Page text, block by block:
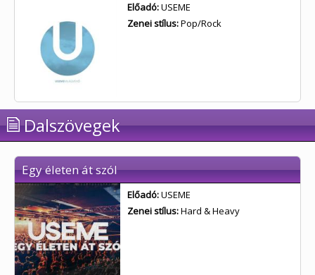
Előadó:USEME
Zenei stílus:Pop/Rock
Dalszövegek
Egy életen át szól
Előadó:USEME
Zenei stílus:Hard & Heavy